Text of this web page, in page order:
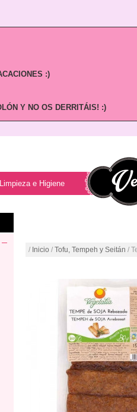
:)
Y NO OS DERRITÁIS! :)
Limpieza e Higiene
/ Inicio / Tofu, Tempeh y Seitán /